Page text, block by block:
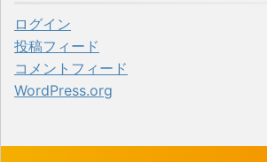
ログイン
投稿フィード
コメントフィード
WordPress.org